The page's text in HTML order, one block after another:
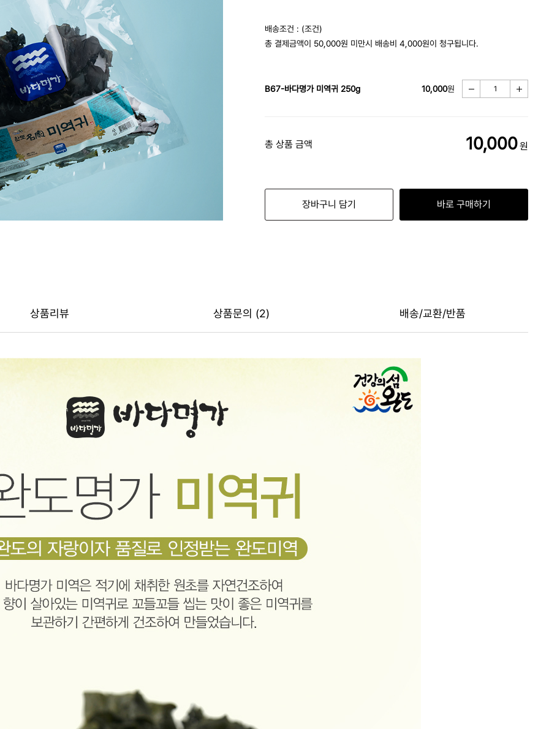
배송조건 : (조건)
총 결제금액이 50,000원 미만시 배송비 4,000원이 청구됩니다.
B67-바다명가 미역귀 250g 10,000원
총 상품 금액 10,000원
장바구니 담기 바로 구매하기
상품리뷰 상품문의 (2) 배송/교환/반품